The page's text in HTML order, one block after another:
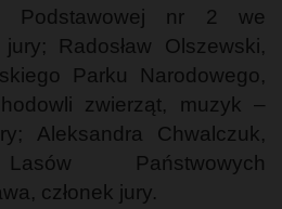
Podstawowej nr 2 we
jury; Radosław Olszewski,
Parku Narodowego,
zwierząt, muzyk –
Aleksandra Chwalczuk,
Państwowych
członek jury.